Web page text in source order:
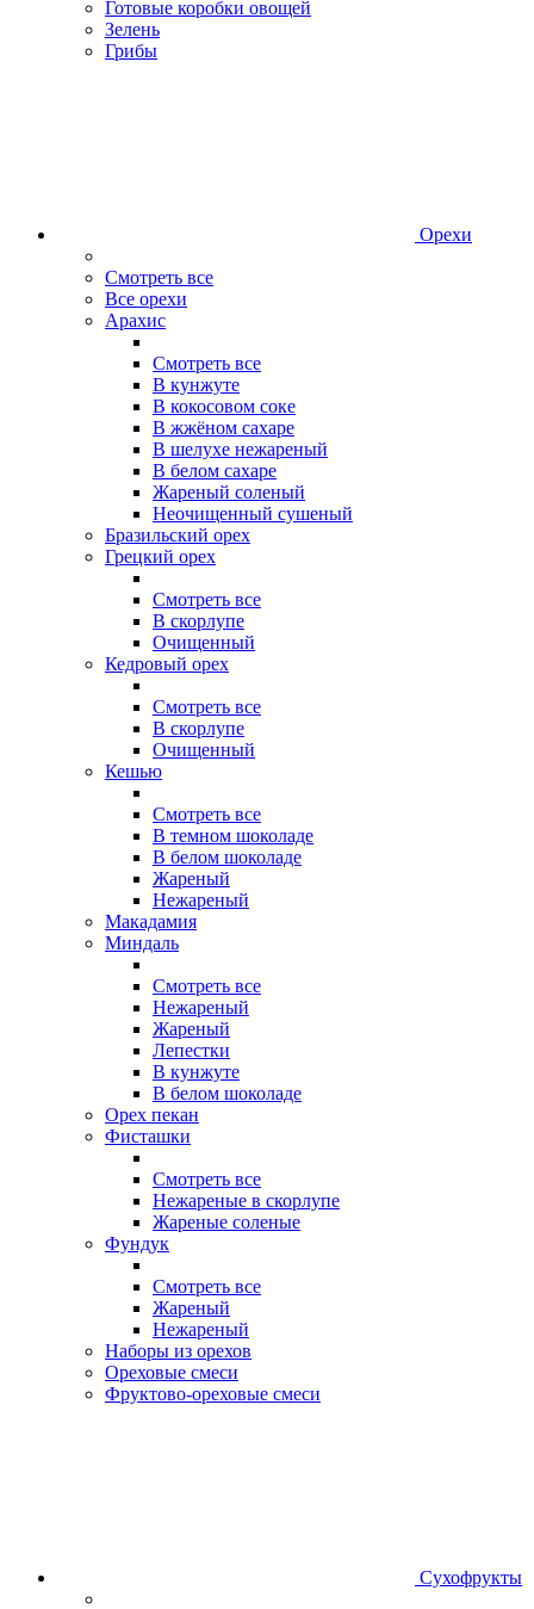
Готовые коробки овощей
Зелень
Грибы
Орехи
Смотреть все
Все орехи
Арахис
Смотреть все
В кунжуте
В кокосовом соке
В жжёном сахаре
В шелухе нежареный
В белом сахаре
Жареный соленый
Неочищенный сушеный
Бразильский орех
Грецкий орех
Смотреть все
В скорлупе
Очищенный
Кедровый орех
Смотреть все
В скорлупе
Очищенный
Кешью
Смотреть все
В темном шоколаде
В белом шоколаде
Жареный
Нежареный
Макадамия
Миндаль
Смотреть все
Нежареный
Жареный
Лепестки
В кунжуте
В белом шоколаде
Орех пекан
Фисташки
Смотреть все
Нежареные в скорлупе
Жареные соленые
Фундук
Смотреть все
Жареный
Нежареный
Наборы из орехов
Ореховые смеси
Фруктово-ореховые смеси
Сухофрукты